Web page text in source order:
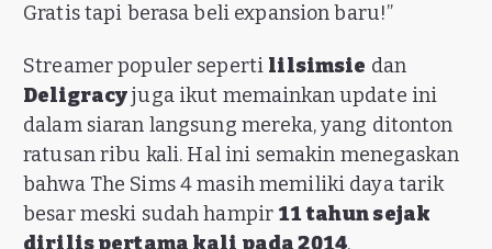
Gratis tapi berasa beli expansion baru!”
Streamer populer seperti lilsimsie dan
Deligracyjuga ikut memainkan update ini
dalam siaran langsung mereka, yang ditonton
ratusan ribu kali. Hal ini semakin menegaskan
bahwa The Sims 4 masih memiliki daya tarik
besar meski sudah hampir 11 tahun sejak
dirilis pertama kali pada 2014.